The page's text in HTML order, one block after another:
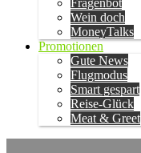
Fragenbot
Wein doch
MoneyTalks
Promotionen
Gute News
Flugmodus
Smart gespart
Reise-Glück
Meat & Greet